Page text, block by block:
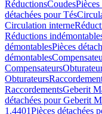
RéductionsCoudes
détachées pour Tés
Circulation interne
Réductions
démontablesPièces
démontables
Compensateurs
Obturateurs
RaccordementsGeberit
détachées pour Geberit
1.4401Pièces détachées